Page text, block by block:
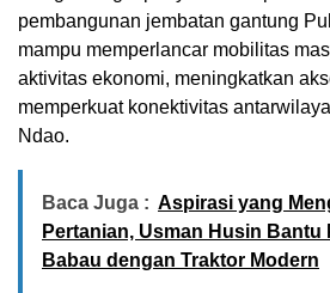
pembangunan jembatan gantung
mampu memperlancar mobilitas
aktivitas ekonomi, meningkatkan
memperkuat konektivitas
Ndao.
Baca Juga : Aspirasi yang
Pertanian, Usman Husin Bantu
Babau dengan Traktor Modern